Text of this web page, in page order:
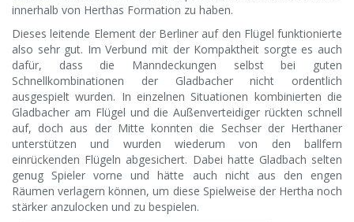
innerhalb von Herthas Formation zu haben.
Dieses leitende Element der Berliner auf den Flügel funktionierte
also sehr gut. Im Verbund mit der Kompaktheit sorgte es auch
dafür, dass die Manndeckungen selbst bei guten
Schnellkombinationen der Gladbacher nicht ordentlich
ausgespielt wurden. In einzelnen Situationen kombinierten die
Gladbacher am Flügel und die Außenverteidiger rückten schnell
auf, doch aus der Mitte konnten die Sechser der Herthaner
unterstützen und wurden wiederum von den ballfern
einrückenden Flügeln abgesichert. Dabei hatte Gladbach selten
genug Spieler vorne und hätte auch nicht aus den engen
Räumen verlagern können, um diese Spielweise der Hertha noch
stärker anzulocken und zu bespielen.